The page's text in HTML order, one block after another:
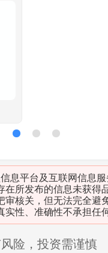
信息平台及互联网信息
在所发布的信息未获得
审核关，但无法完全避
实性、准确性不承担任
险，投资需谨慎